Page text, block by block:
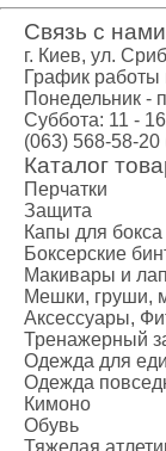
Связь с нами
г. Киев, ул.
График работы
Понедельник -
Суббота: 11 -
(063) 568-58-20
Каталог
Перчатки
Защита
Капы для бокса
Боксерские
Макивары и
Мешки, груши,
Аксессуары,
Тренажерный
Одежда для
Одежда
Кимоно
Обувь
Тяжелая